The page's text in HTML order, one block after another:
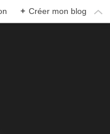
+ Créer mon blog